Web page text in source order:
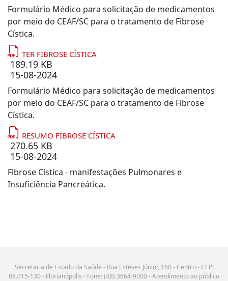
Formulário Médico para solicitação de medicamentos
por meio do CEAF/SC para o tratamento de Fibrose
Cística.
TER FIBROSE CÍSTICA
189.19 KB
15-08-2024
Formulário Médico para solicitação de medicamentos
por meio do CEAF/SC para o tratamento de Fibrose
Cística.
RESUMO FIBROSE CÍSTICA
270.65 KB
15-08-2024
Fibrose Cística - manifestações Pulmonares e
Insuficiência Pancreática.
Secretaria de Estado da Saúde - Rua Esteves Júnior, 160 - Centro - CEP:
88.015-130 - Florianópolis - Fone: (48) 3664-9000 - Atendimento ao público